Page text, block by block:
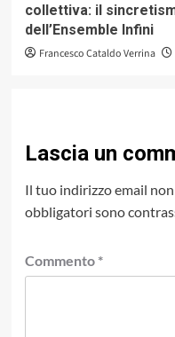
collettiva: il
dell’Ensemble Infini
Francesco Cataldo Verrina
Lascia un
Il tuo indirizzo email
obbligatori sono
Commento *